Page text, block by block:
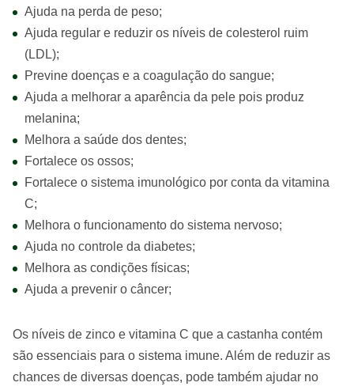
Ajuda na perda de peso;
Ajuda regular e reduzir os níveis de colesterol ruim
(LDL);
Previne doenças e a coagulação do sangue;
Ajuda a melhorar a aparência da pele pois produz
melanina;
Melhora a saúde dos dentes;
Fortalece os ossos;
Fortalece o sistema imunológico por conta da vitamina
C;
Melhora o funcionamento do sistema nervoso;
Ajuda no controle da diabetes;
Melhora as condições físicas;
Ajuda a prevenir o câncer;
Os níveis de zinco e vitamina C que a castanha contém
são essenciais para o sistema imune. Além de reduzir as
chances de diversas doenças, pode também ajudar no